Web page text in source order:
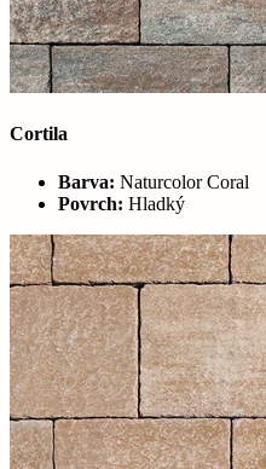
Cortila
Barva: Naturcolor Coral
Povrch: Hladký